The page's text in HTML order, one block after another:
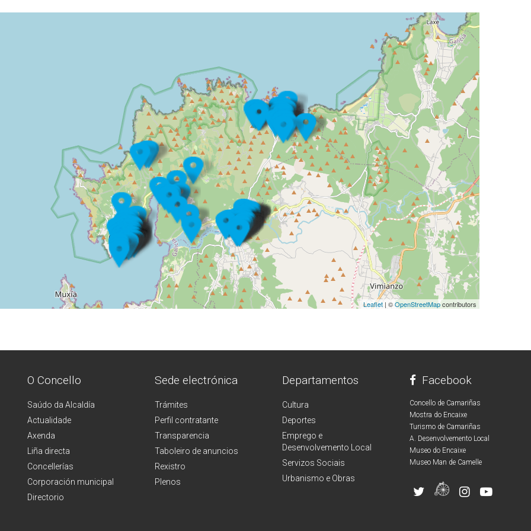
Leaflet | ©OpenStreetMapcontributors
O Concello
Saúdo da Alcaldía
Actualidade
Axenda
Liña directa
Concellerías
Corporación municipal
Directorio
Sede electrónica
Trámites
Perfil contratante
Transparencia
Taboleiro de anuncios
Rexistro
Plenos
Departamentos
Cultura
Deportes
Emprego e
Desenvolvemento Local
Servizos Sociais
Urbanismo e Obras
Facebook
Concello de Camariñas
Mostra do Encaixe
Turismo de Camariñas
A. Desenvolvemento Local
Museo do Encaixe
Museo Man de Camelle